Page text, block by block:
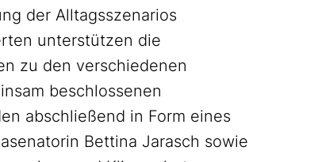
der Alltagsszenarios
unterstützen die
zu den verschiedenen
beschlossenen
abschließend in Form eines
Bettina Jarasch sowie